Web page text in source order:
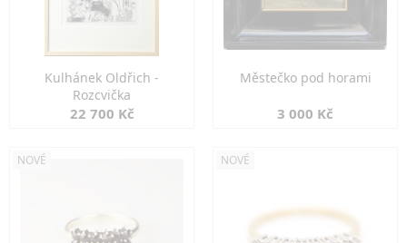
Kulhánek Oldřich -
Rozcvička
22 700 Kč
Městečko pod horami
3 000 Kč
NOVÉ NOVÉ